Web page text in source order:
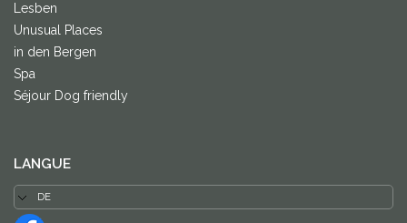
Lesben
Unusual Places
in den Bergen
Spa
Séjour Dog friendly
LANGUE